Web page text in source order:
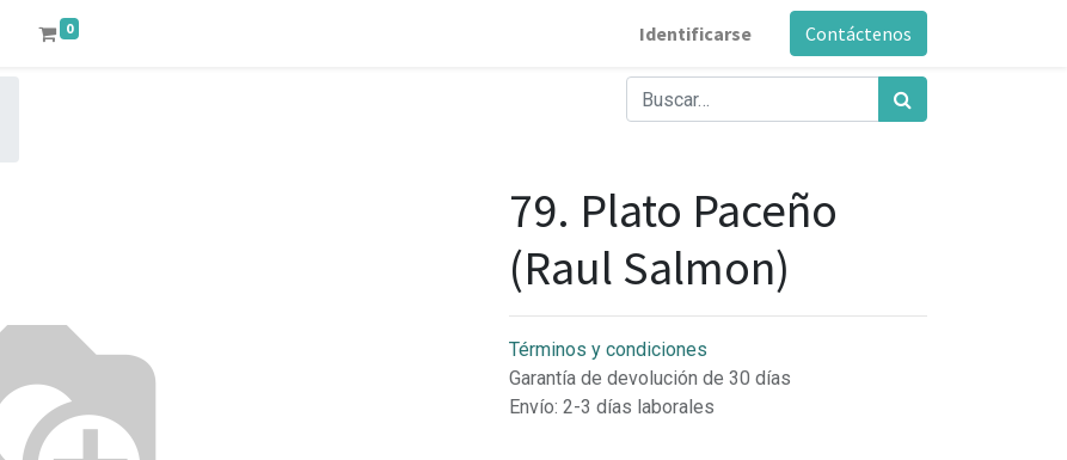
0 Identificarse Contáctenos
79. Plato Paceño
(Raul Salmon)
Términos y condiciones
Garantía de devolución de 30 días
Envío: 2-3 días laborales